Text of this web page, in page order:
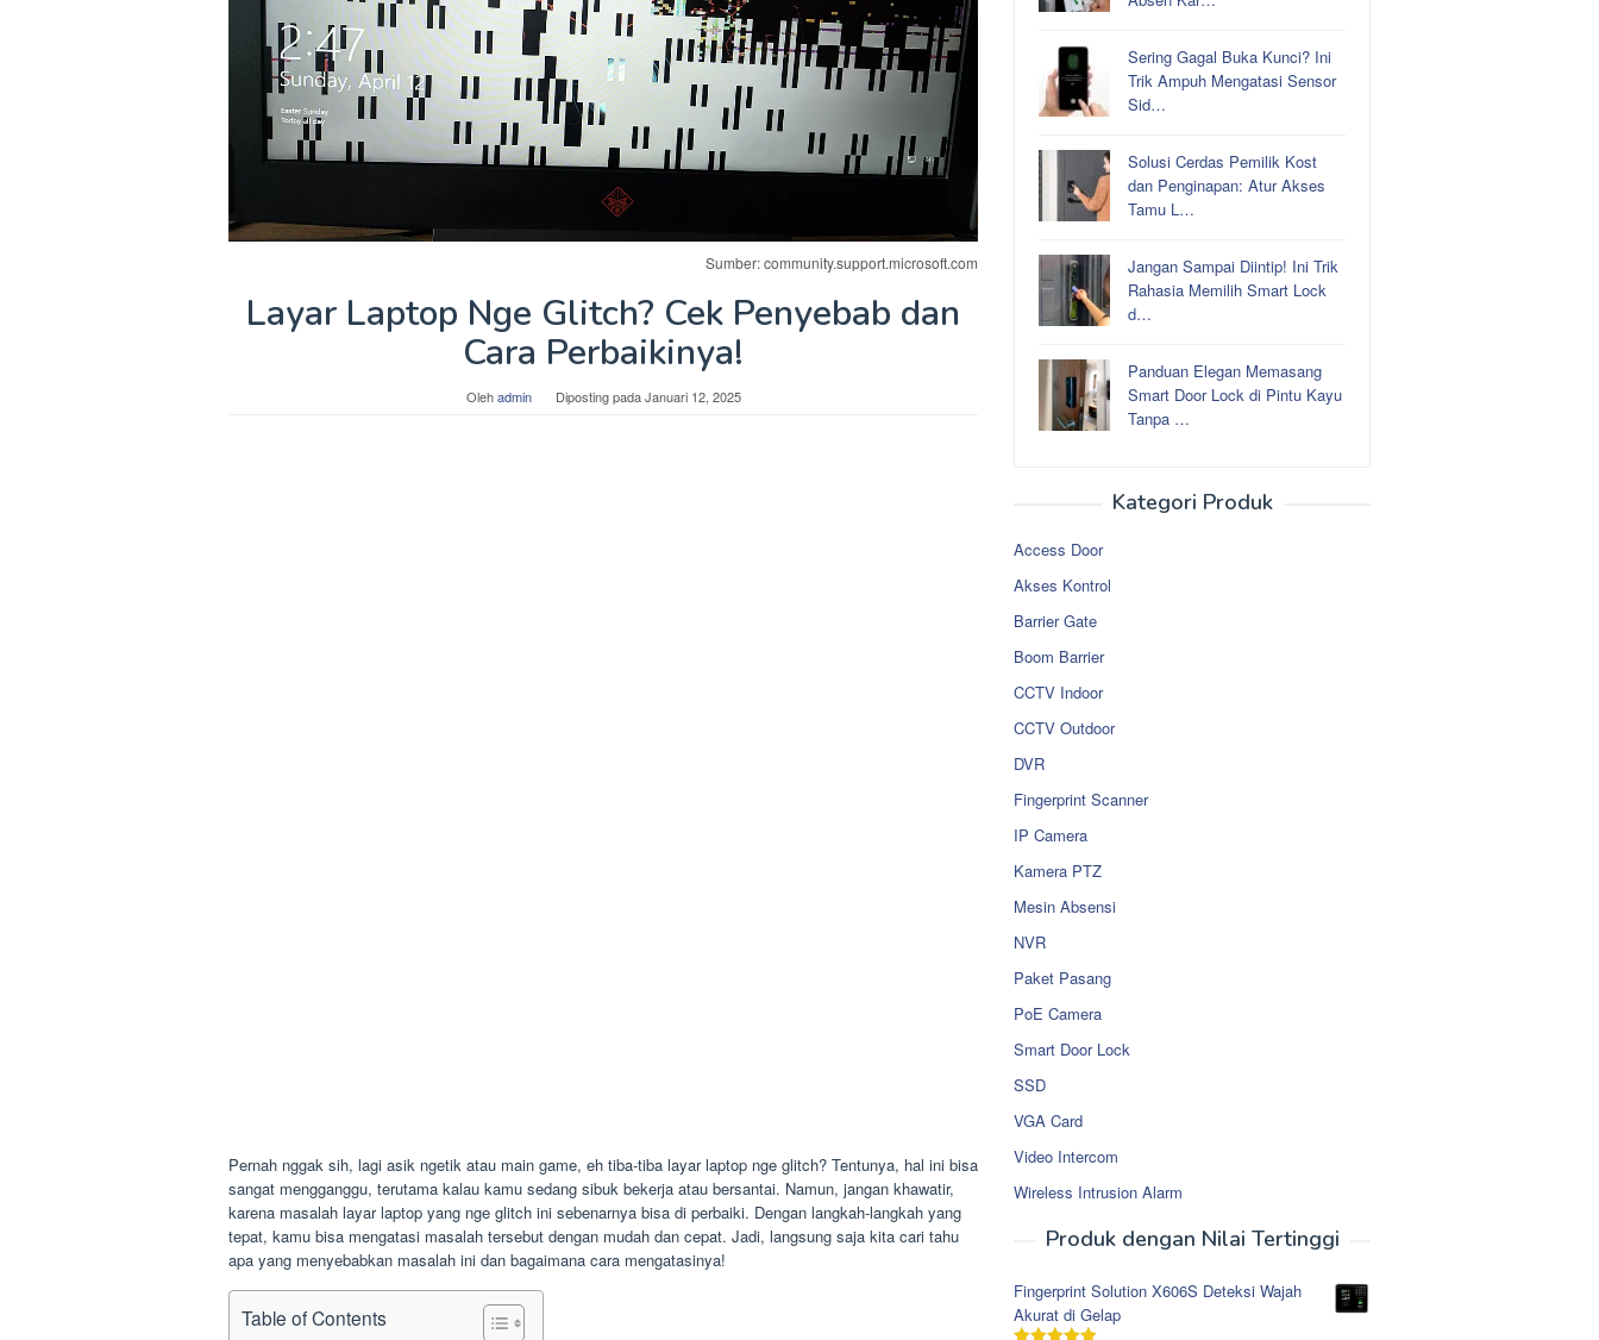
Sumber: community.support.microsoft.com
Layar Laptop Nge Glitch? Cek Penyebab dan
Cara Perbaikinya!
Olehadmin Diposting padaJanuari 12, 2025
Pernah nggak sih, lagi asik ngetik atau main game, eh tiba-tiba layar laptop nge glitch? Tentunya, hal ini bisa
sangat mengganggu, terutama kalau kamu sedang sibuk bekerja atau bersantai. Namun, jangan khawatir,
karena masalah layar laptop yang nge glitch ini sebenarnya bisa di perbaiki. Dengan langkah-langkah yang
tepat, kamu bisa mengatasi masalah tersebut dengan mudah dan cepat. Jadi, langsung saja kita cari tahu
apa yang menyebabkan masalah ini dan bagaimana cara mengatasinya!
Table of Contents
Sering Gagal Buka Kunci? Ini
Trik Ampuh Mengatasi Sensor
Sid…
Solusi Cerdas Pemilik Kost
dan Penginapan: Atur Akses
Tamu L…
Jangan Sampai Diintip! Ini Trik
Rahasia Memilih Smart Lock
d…
Panduan Elegan Memasang
Smart Door Lock di Pintu Kayu
Tanpa …
Kategori Produk
Access Door
Akses Kontrol
Barrier Gate
Boom Barrier
CCTV Indoor
CCTV Outdoor
DVR
Fingerprint Scanner
IP Camera
Kamera PTZ
Mesin Absensi
NVR
Paket Pasang
PoE Camera
Smart Door Lock
SSD
VGA Card
Video Intercom
Wireless Intrusion Alarm
Produk dengan Nilai Tertinggi
Fingerprint Solution X606S Deteksi Wajah
Akurat di Gelap